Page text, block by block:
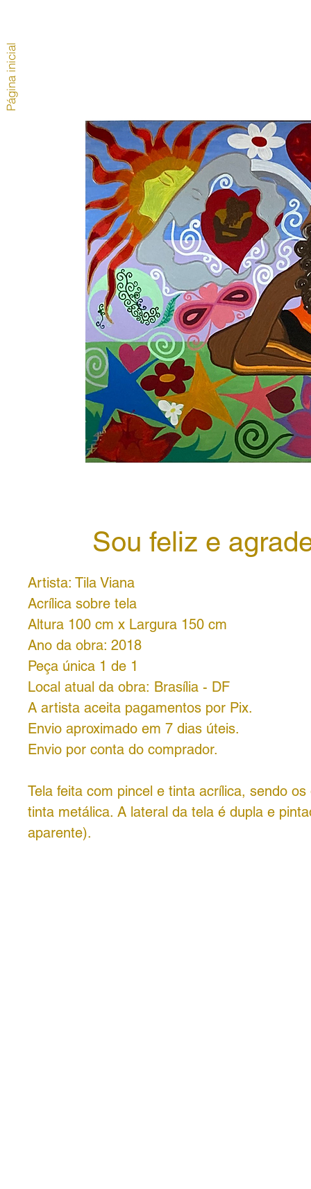
Sou feliz e
Artista: Tila Viana
Acrílica sobre tela
Altura 100 cm x Largura 150 cm
Ano da obra: 2018
Peça única 1 de 1
Local atual da obra: Brasília - DF
A artista aceita pagamentos por Pix.
Envio aproximado em 7 dias úteis.
Envio por conta do comprador.
Tela feita com pincel e tinta acrílica, sendo
tinta metálica. A lateral da tela é dupla e
aparente).
Página inicial